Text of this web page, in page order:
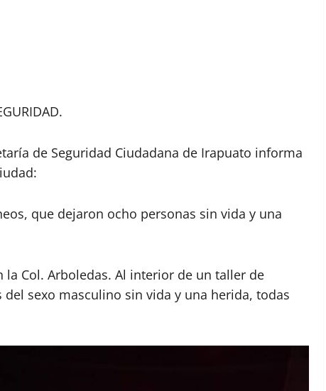
de Seguridad Ciudadana de Irapuato informa
que dejaron ocho personas sin vida y una
Col. Arboledas. Al interior de un taller de
sexo masculino sin vida y una herida, todas